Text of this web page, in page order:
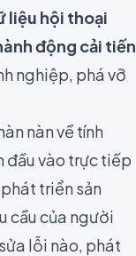
liệu hội thoại
động cải tiến
nghiệp, phá vỡ
nàn về tính
đầu vào trực tiếp
triển sản
cầu của người
lỗi nào, phát